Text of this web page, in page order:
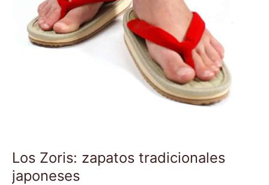
Los Zoris: zapatos tradicionales
japoneses